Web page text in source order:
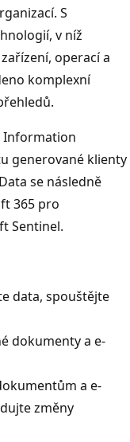
S
v níž
operací a
komplexní
Information
generované klienty
se následně
365 pro
Sentinel.
data, spouštějte
dokumenty a e-
a e-
změny